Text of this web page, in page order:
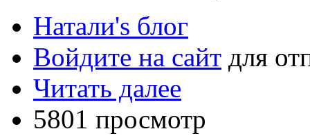
Натали's блог
Войдите на сайт для
Читать далее
5801 просмотр